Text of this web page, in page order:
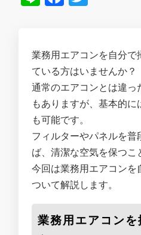
業務用エアコンを自分で
ている方はいませんか？
通常のエアコンとは違
もありますが、基本的
も可能です。
フィルターやパネルを
ば、清潔な空気を保つこ
今回は業務用エアコン
ついて解説します。
業務用エアコン